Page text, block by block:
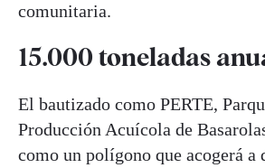
comunitaria.
15.000 toneladas
El bautizado como PERTE,
Producción Acuícola de
como un polígono que acogerá a